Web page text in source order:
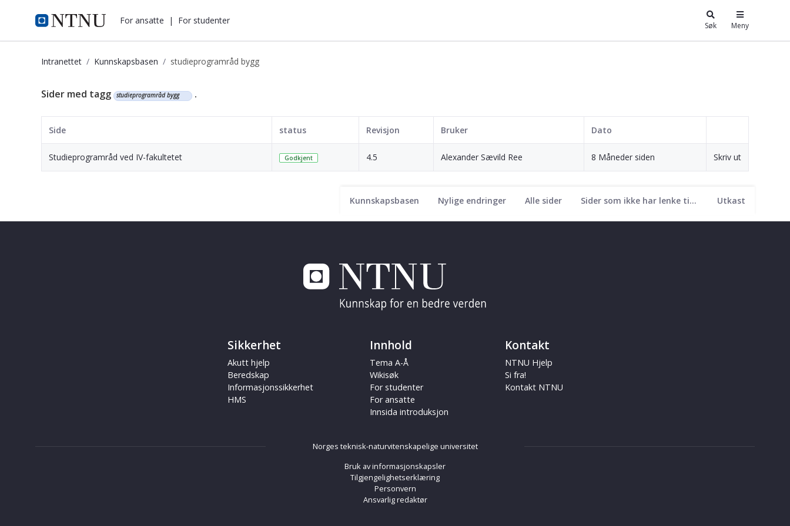
i.ntnu.no For ansatte | For studenter Søk Meny
Intranettet Kunnskapsbasen studieprogramråd bygg
Kunnskapsbasen
Kunnskapsbasen Nylige endringer Alle sider Sider som ikke har lenke til seg Utkast
Sider med tagg studieprogramråd bygg .
Side status Revisjon Bruker Dato
Studieprogramråd ved IV-fakultetet Godkjent 4.5 Alexander Sævild Ree 8 Måneder siden Skriv ut
Sikkerhet
Akutt hjelp
Beredskap
Informasjonssikkerhet
HMS
Innhold
Tema A-Å
Wikisøk
For studenter
For ansatte
Innsida introduksjon
Kontakt
NTNU Hjelp
Si fra!
Kontakt NTNU
Norges teknisk-naturvitenskapelige universitet
Bruk av informasjonskapsler
Tilgjengelighetserklæring
Personvern
Ansvarlig redaktør